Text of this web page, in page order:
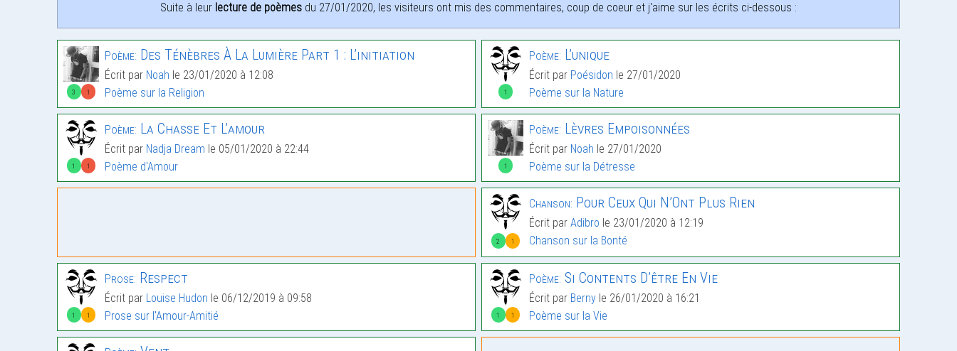
Suite à leur lecture de poèmes du 27/01/2020, les visiteurs ont mis des commentaires, coup de coeur et j'aime sur les écrits ci-dessous :
3 1
Poème: Des Ténèbres À La Lumière Part 1 : L’initiation
Écrit par Noah le 23/01/2020 à 12:08
Poème sur la Religion
1
Poème: L’unique
Écrit par Poésidon le 27/01/2020
Poème sur la Nature
1 1
Poème: La Chasse Et L’amour
Écrit par Nadja Dream le 05/01/2020 à 22:44
Poème d'Amour
1
Poème: Lèvres Empoisonnées
Écrit par Noah le 27/01/2020
Poème sur la Détresse
2 1
Chanson: Pour Ceux Qui N’Ont Plus Rien
Écrit par Adibro le 23/01/2020 à 12:19
Chanson sur la Bonté
1 1
Prose: Respect
Écrit par Louise Hudon le 06/12/2019 à 09:58
Prose sur l'Amour-Amitié
1 1
Poème: Si Contents D’être En Vie
Écrit par Berny le 26/01/2020 à 16:21
Poème sur la Vie